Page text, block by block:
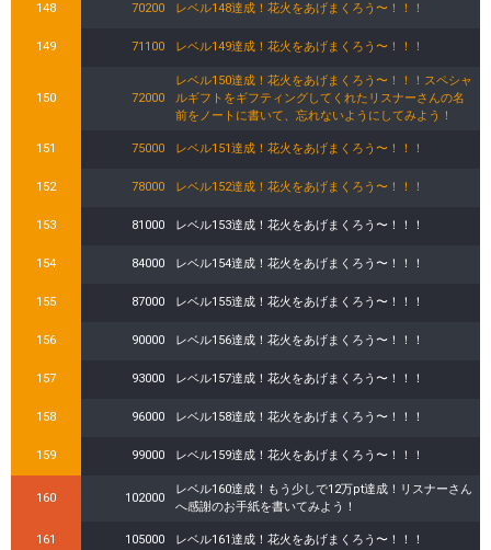
148 70200 レベル148達成！花火をあげまくろう〜！！！
149 71100 レベル149達成！花火をあげまくろう〜！！！
150 72000
レベル150達成！花火をあげまくろう〜！！！スペシャ
ルギフトをギフティングしてくれたリスナーさんの名
前をノートに書いて、忘れないようにしてみよう！
151 75000 レベル151達成！花火をあげまくろう〜！！！
152 78000 レベル152達成！花火をあげまくろう〜！！！
153 81000 レベル153達成！花火をあげまくろう〜！！！
154 84000 レベル154達成！花火をあげまくろう〜！！！
155 87000 レベル155達成！花火をあげまくろう〜！！！
156 90000 レベル156達成！花火をあげまくろう〜！！！
157 93000 レベル157達成！花火をあげまくろう〜！！！
158 96000 レベル158達成！花火をあげまくろう〜！！！
159 99000 レベル159達成！花火をあげまくろう〜！！！
160 102000
レベル160達成！もう少しで12万pt達成！リスナーさん
へ感謝のお手紙を書いてみよう！
161 105000 レベル161達成！花火をあげまくろう〜！！！